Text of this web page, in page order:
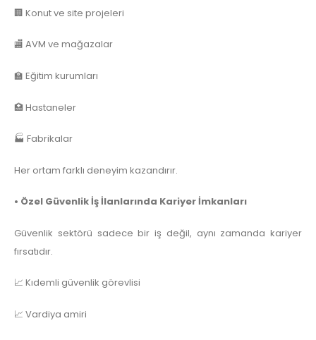
🏢 Konut ve site projeleri
🏬 AVM ve mağazalar
🏫 Eğitim kurumları
🏥 Hastaneler
🏭 Fabrikalar
Her ortam farklı deneyim kazandırır.
• Özel Güvenlik İş İlanlarında Kariyer İmkanları
Güvenlik sektörü sadece bir iş değil, aynı zamanda kariyer
fırsatıdır.
📈 Kıdemli güvenlik görevlisi
📈 Vardiya amiri